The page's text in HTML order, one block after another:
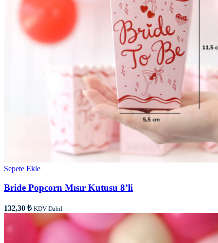
Sepete Ekle
Bride Popcorn Mısır Kutusu 8’li
132,30 ₺ KDV Dahil